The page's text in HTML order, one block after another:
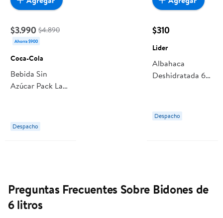
$3.990 $4.890
Ahorra $900
Coca-Cola
Bebida Sin
Azúcar Pack Lata
Despacho
$310
Lider
Albahaca
Deshidratada 6 g
Despacho
Preguntas Frecuentes Sobre Bidones de
6 litros